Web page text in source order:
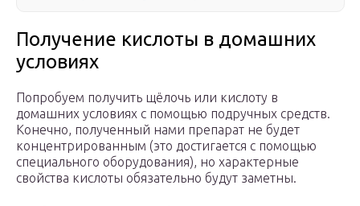
Получение кислоты в домашних
условиях
Попробуем получить щёлочь или кислоту в
домашних условиях с помощью подручных средств.
Конечно, полученный нами препарат не будет
концентрированным (это достигается с помощью
специального оборудования), но характерные
свойства кислоты обязательно будут заметны.